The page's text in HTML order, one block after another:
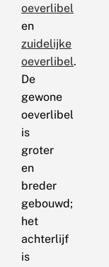
oeverlibel
en
zuidelijke
oeverlibel.
De
gewone
oeverlibel
is
groter
en
breder
gebouwd;
het
achterlijf
is